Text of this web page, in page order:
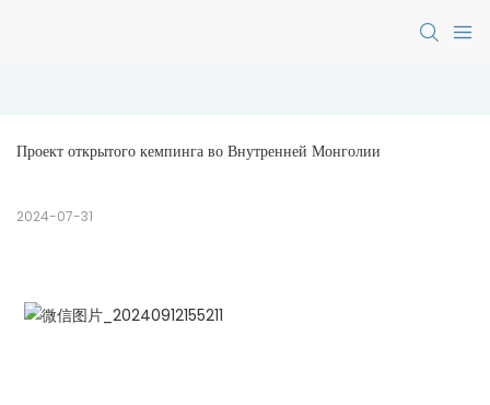
Проект открытого кемпинга во Внутренней Монголии
2024-07-31